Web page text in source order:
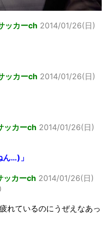
ッカーch 2014/01/26(日)
ッカーch 2014/01/26(日)
ッカーch 2014/01/26(日)
ん…)」
ッカーch 2014/01/26(日)
れているのにうぜえなあっ